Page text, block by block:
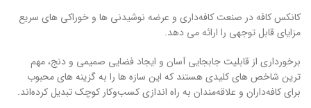
کانکس کافه در صنعت کافه‌داری و عرضه نوشیدنی‌ ها و خوراکی‌ های سریع
مزایای قابل توجهی را ارائه می دهد.
برخورداری از قابلیت جابجایی آسان و ایجاد فضایی صمیمی و دنج، مهم
ترین شاخص های کلیدی هستند که این سازه ها را به گزینه ‌های محبوب
برای کافه‌داران و علاقه‌مندان به راه ‌اندازی کسب‌وکار کوچک تبدیل کرده‌اند.